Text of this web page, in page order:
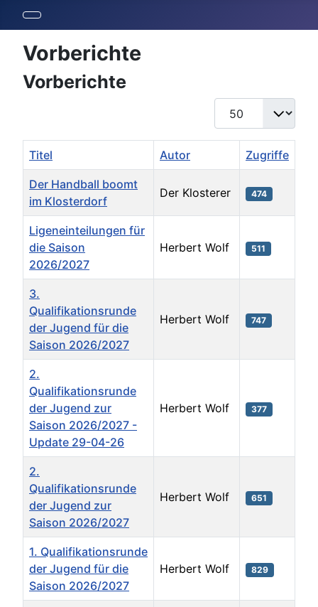
Vorberichte
Vorberichte
Anzeige #
Titel Autor Zugriffe
Der Handball boomt
im Klosterdorf
Der Klosterer 474
Ligeneinteilungen für
die Saison
2026/2027
Herbert Wolf 511
3.
Qualifikationsrunde
der Jugend für die
Saison 2026/2027
Herbert Wolf 747
2.
Qualifikationsrunde
der Jugend zur
Saison 2026/2027 -
Update 29-04-26
Herbert Wolf 377
2.
Qualifikationsrunde
der Jugend zur
Saison 2026/2027
Herbert Wolf 651
1. Qualifikationsrunde
der Jugend für die
Saison 2026/2027
Herbert Wolf 829